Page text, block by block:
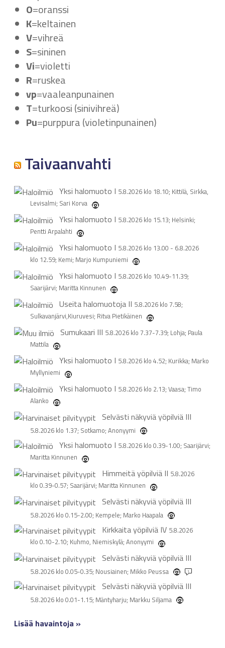
O=oranssi
K=keltainen
V=vihreä
S=sininen
Vi=violetti
R=ruskea
vp=vaaleanpunainen
T=turkoosi (sinivihreä)
Pu=purppura (violetinpunainen)
Taivaanvahti
Yksi halomuoto I 5.8.2026 klo 18.10; Kittilä, Sirkka,
Levisalmi; Sari Korva
Yksi halomuoto I 5.8.2026 klo 15.13; Helsinki;
Pentti Arpalahti
Yksi halomuoto I 5.8.2026 klo 13.00 - 6.8.2026
klo 12.59; Kemi; Marjo Kumpuniemi
Yksi halomuoto I 5.8.2026 klo 10.49-11.39;
Saarijärvi; Maritta Kinnunen
Useita halomuotoja II 5.8.2026 klo 7.58;
Sulkavanjärvi,Kiuruvesi; Ritva Pietikäinen
Sumukaari III 5.8.2026 klo 7.37-7.39; Lohja; Paula
Mattila
Yksi halomuoto I 5.8.2026 klo 4.52; Kurikka; Marko
Myllyniemi
Yksi halomuoto I 5.8.2026 klo 2.13; Vaasa; Timo
Alanko
Selvästi näkyviä yöpilviä III
5.8.2026 klo 1.37; Sotkamo; Anonyymi
Yksi halomuoto I 5.8.2026 klo 0.39-1.00; Saarijärvi;
Maritta Kinnunen
Himmeitä yöpilviä II 5.8.2026
klo 0.39-0.57; Saarijärvi; Maritta Kinnunen
Selvästi näkyviä yöpilviä III
5.8.2026 klo 0.15-2.00; Kempele; Marko Haapala
Kirkkaita yöpilviä IV 5.8.2026
klo 0.10-2.10; Kuhmo, Niemiskylä; Anonyymi
Selvästi näkyviä yöpilviä III
5.8.2026 klo 0.05-0.35; Nousiainen; Mikko Peussa 1
Selvästi näkyviä yöpilviä III
5.8.2026 klo 0.01-1.15; Mäntyharju; Markku Siljama
Lisää havaintoja »